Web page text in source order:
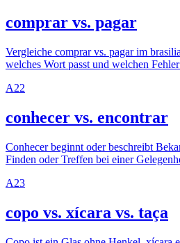
comprar vs. pagar
Vergleiche comprar vs. pagar im
welches Wort passt und welchen
A22
conhecer vs. encontrar
Conhecer beginnt oder beschreibt
Finden oder Treffen bei einer
A23
copo vs. xícara vs. taça